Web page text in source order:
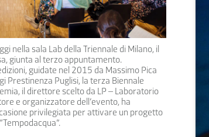
nella sala Lab della Triennale di Milano, il
giunta al terzo appuntamento.
guidate nel 2015 da Massimo Pica
Prestinenza Puglisi, la terza Biennale
il direttore scelto da LP – Laboratorio
e organizzatore dell’evento, ha
privilegiata per attivare un progetto